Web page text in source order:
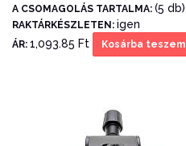
A CSOMAGOLÁS TARTALMA: (5 db)
RAKTÁRKÉSZLETEN: igen
ÁR: 1,093.85 Ft Kosárba teszem